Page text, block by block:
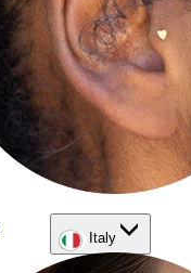
Italy